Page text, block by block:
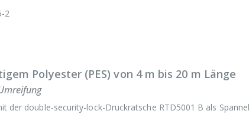
2
Polyester (PES) von 4 m bis 20 m Länge
der double-security-lock-Druckratsche RTD5001 B als